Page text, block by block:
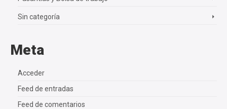
Sin categoría
Meta
Acceder
Feed de entradas
Feed de comentarios